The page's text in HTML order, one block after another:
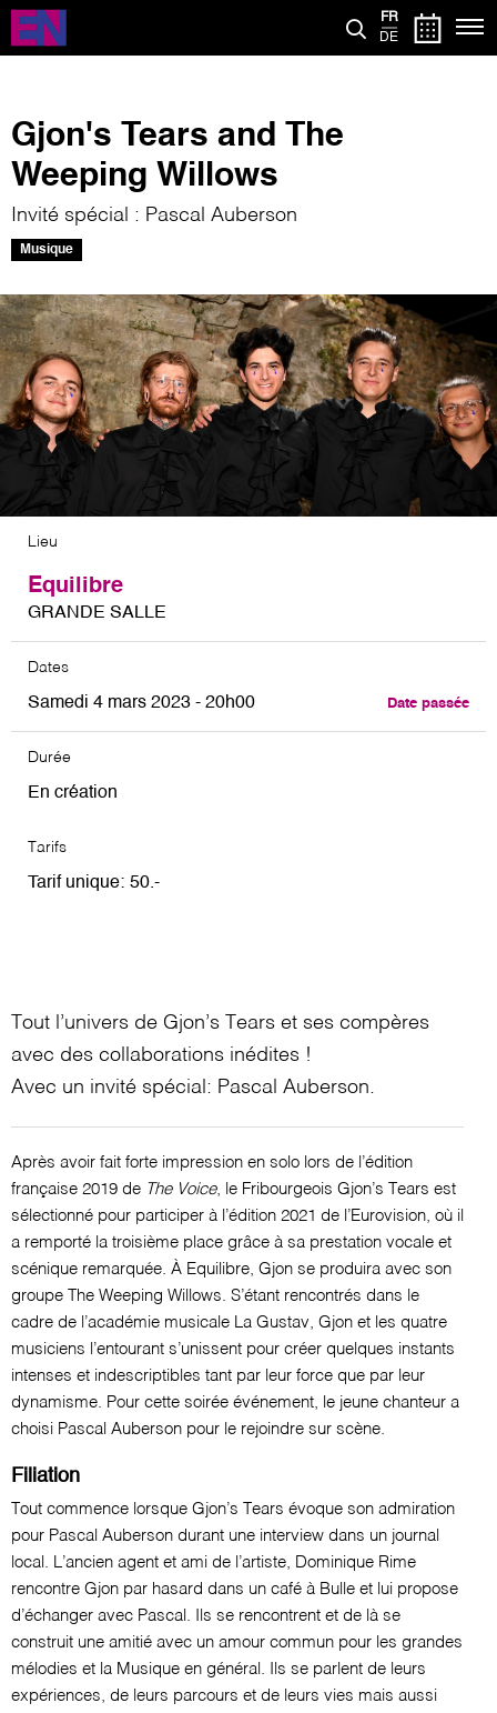
Aller
contenu
FR
DE
Gjon's Tears and The
Weeping Willows
Invité spécial : Pascal Auberson
Musique
Image
Lieu
Equilibre
GRANDE SALLE
Dates
Samedi 4 mars 2023 - 20h00 Date passée
Durée
En création
Tarifs
Tarif unique 50
Tout l’univers de Gjon’s Tears et ses compères
avec des collaborations inédites !
Avec un invité spécial: Pascal Auberson.
Après avoir fait forte impression en solo lors de l’édition
française 2019 de The Voice, le Fribourgeois Gjon’s Tears est
sélectionné pour participer à l’édition 2021 de l’Eurovision, où il
a remporté la troisième place grâce à sa prestation vocale et
scénique remarquée. À Equilibre, Gjon se produira avec son
groupe The Weeping Willows. S’étant rencontrés dans le
cadre de l’académie musicale La Gustav, Gjon et les quatre
musiciens l’entourant s’unissent pour créer quelques instants
intenses et indescriptibles tant par leur force que par leur
dynamisme. Pour cette soirée événement, le jeune chanteur a
choisi Pascal Auberson pour le rejoindre sur scène.
Filiation
Tout commence lorsque Gjon’s Tears évoque son admiration
pour Pascal Auberson durant une interview dans un journal
local. L’ancien agent et ami de l’artiste, Dominique Rime
rencontre Gjon par hasard dans un café à Bulle et lui propose
d’échanger avec Pascal. Ils se rencontrent et de là se
construit une amitié avec un amour commun pour les grandes
mélodies et la Musique en général. Ils se parlent de leurs
expériences, de leurs parcours et de leurs vies mais aussi